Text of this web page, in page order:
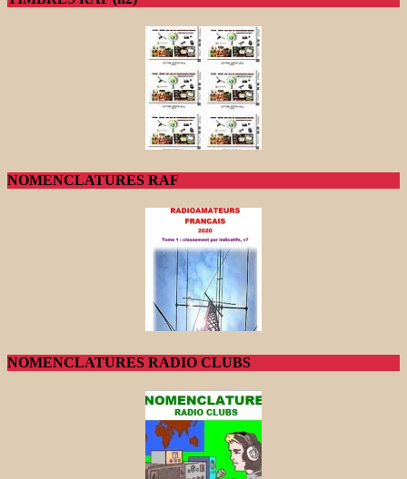
NOMENCLATURES RAF
NOMENCLATURES RADIO CLUBS